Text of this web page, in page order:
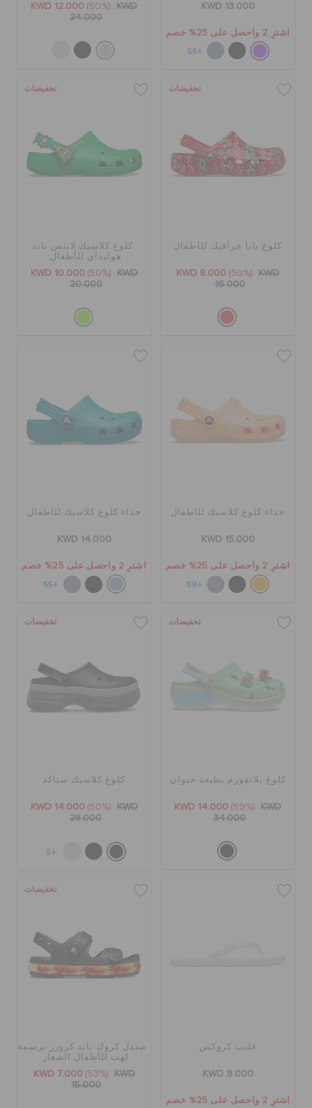
KWD 13.000
اشترِ 2 واحصل على 25% خصم
+55
KWD 12.000 (50%)
KWD
24.000
تخفيضات
كلوغ بايا جرافيك للأطفال
KWD 8.000 (50%)
KWD
16.000
تخفيضات
كلوغ كلاسيك لايتس باند
هوليداي للأطفال
KWD 10.000 (50%)
KWD
20.000
حذاء كلوغ كلاسيك للأطفال
KWD 15.000
اشترِ 2 واحصل على 25% خصم
+58
حذاء كلوغ كلاسيك للأطفال
KWD 14.000
اشترِ 2 واحصل على 25% خصم
+55
تخفيضات
كلوغ بلاتفورم بطبعة حيوان
KWD 14.000 (59%)
KWD
34.000
تخفيضات
كلوغ كلاسيك ستاكد
KWD 14.000 (50%)
KWD
28.000
+5
فليب كروكس
KWD 9.000
اشترِ 2 واحصل على 25% خصم
تخفيضات
صندل كروك باند كروزر برسمة
لهب للأطفال الصغار
KWD 7.000 (53%)
KWD
15.000